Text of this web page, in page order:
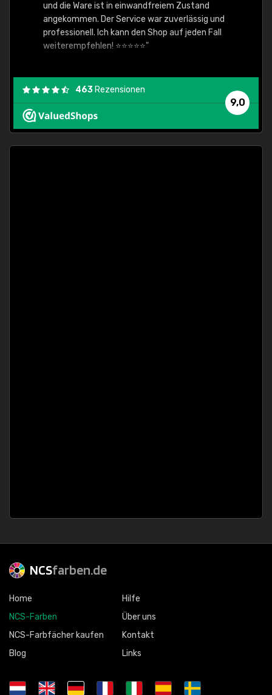
und die Ware ist in einwandfreiem Zustand
angekommen. Der Service war zuverlässig und
professionell. Ich kann den Shop auf jeden Fall
weiterempfehlen! ⭐⭐⭐⭐⭐"
9,0
463 Rezensionen
NCSfarben.de
Home
NCS-Farben
NCS-Farbfächer kaufen
Blog
Hilfe
Über uns
Kontakt
Links